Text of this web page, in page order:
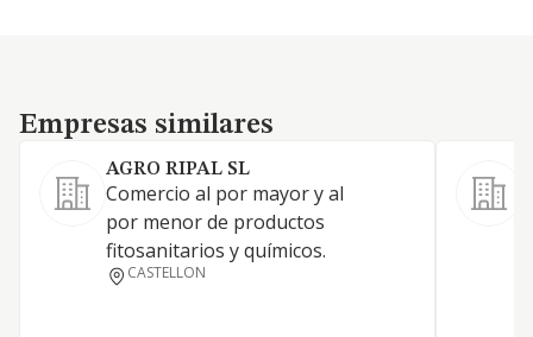
Empresas similares
Empresas similares
AGRO RIPAL SL
Comercio al por mayor y al
por menor de productos
fitosanitarios y químicos.
CASTELLON